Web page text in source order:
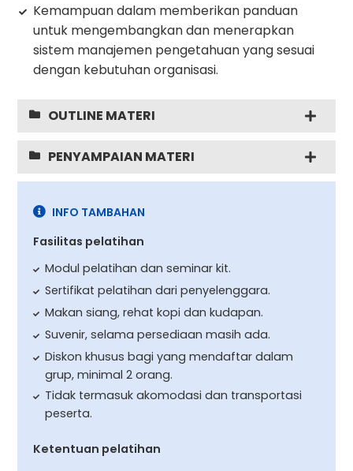
Kemampuan dalam memberikan panduan
untuk mengembangkan dan menerapkan
sistem manajemen pengetahuan yang sesuai
dengan kebutuhan organisasi.
OUTLINE MATERI
PENYAMPAIAN MATERI
INFO TAMBAHAN
Fasilitas pelatihan
Modul pelatihan dan seminar kit.
Sertifikat pelatihan dari penyelenggara.
Makan siang, rehat kopi dan kudapan.
Suvenir, selama persediaan masih ada.
Diskon khusus bagi yang mendaftar dalam
grup, minimal 2 orang.
Tidak termasuk akomodasi dan transportasi
peserta.
Ketentuan pelatihan